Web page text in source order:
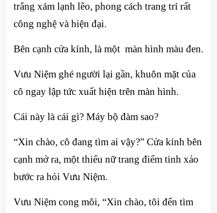
trắng xám lạnh lẽo, phong cách trang trí rất
công nghệ và hiện đại.
Bên cạnh cửa kính, là một màn hình màu đen.
Vưu Niệm ghé người lại gần, khuôn mặt của
cô ngay lập tức xuất hiện trên màn hình.
Cái này là cái gì? Máy bộ đàm sao?
“Xin chào, cô đang tìm ai vậy?” Cửa kính bên
cạnh mở ra, một thiếu nữ trang điểm tinh xảo
bước ra hỏi Vưu Niệm.
Vưu Niệm cong môi, “Xin chào, tôi đến tìm